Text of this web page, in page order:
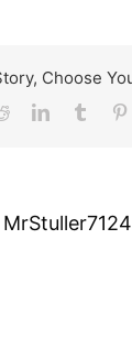
КОНТАКТЫ
Choose
RedditLinkedInTumblr